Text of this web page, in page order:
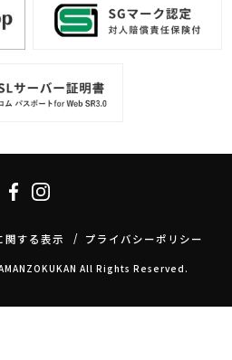
関する表示 プライバシーポリシー
All Rights Reserved.